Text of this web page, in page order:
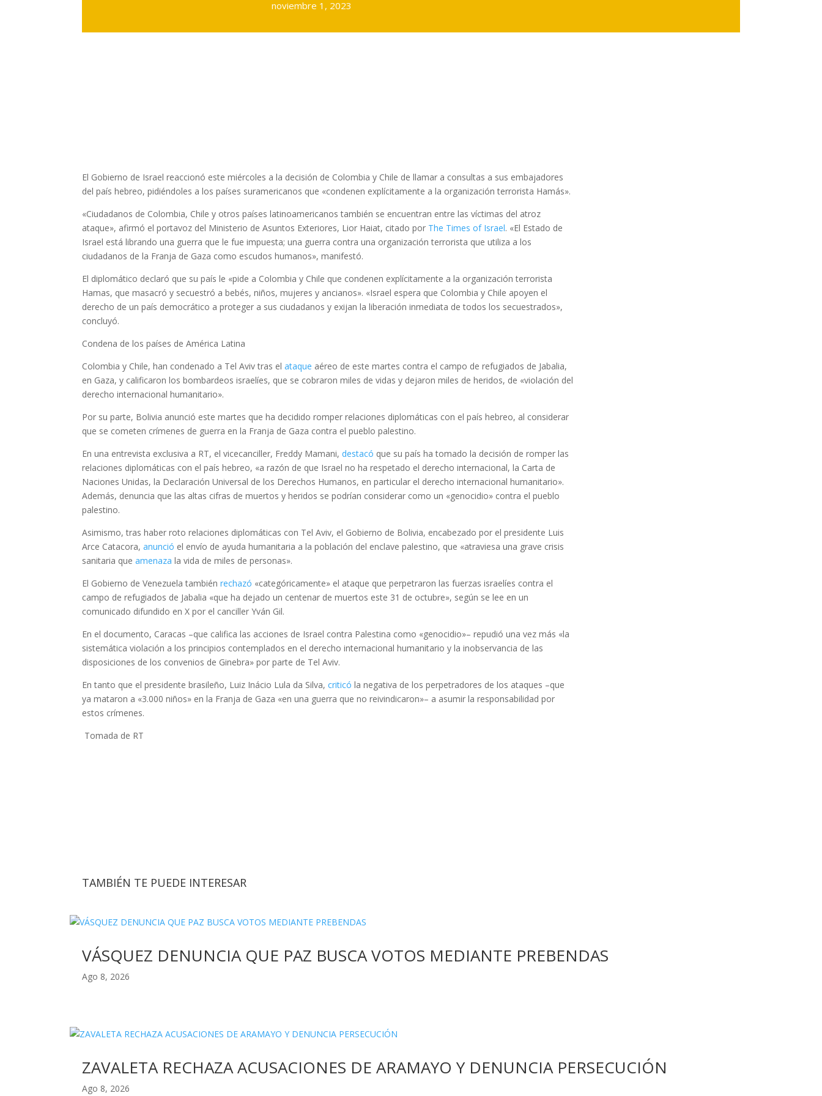
noviembre 1, 2023
El Gobierno de Israel reaccionó este miércoles a la decisión de Colombia y Chile de llamar a consultas a sus embajadores
del país hebreo, pidiéndoles a los países suramericanos que «condenen explícitamente a la organización terrorista Hamás».
«Ciudadanos de Colombia, Chile y otros países latinoamericanos también se encuentran entre las víctimas del atroz
ataque», afirmó el portavoz del Ministerio de Asuntos Exteriores, Lior Haiat, citado por The Times of Israel. «El Estado de
Israel está librando una guerra que le fue impuesta; una guerra contra una organización terrorista que utiliza a los
ciudadanos de la Franja de Gaza como escudos humanos», manifestó.
El diplomático declaró que su país le «pide a Colombia y Chile que condenen explícitamente a la organización terrorista
Hamas, que masacró y secuestró a bebés, niños, mujeres y ancianos». «Israel espera que Colombia y Chile apoyen el
derecho de un país democrático a proteger a sus ciudadanos y exijan la liberación inmediata de todos los secuestrados»,
concluyó.
Condena de los países de América Latina
Colombia y Chile, han condenado a Tel Aviv tras elataque aéreo de este martes contra el campo de refugiados de Jabalia,
en Gaza, y calificaron los bombardeos israelíes, que se cobraron miles de vidas y dejaron miles de heridos, de «violación del
derecho internacional humanitario».
Por su parte, Bolivia anunció este martes que ha decidido romper relaciones diplomáticas con el país hebreo, al considerar
que se cometen crímenes de guerra en la Franja de Gaza contra el pueblo palestino.
En una entrevista exclusiva a RT, el vicecanciller, Freddy Mamani,destacó que su país ha tomado la decisión de romper las
relaciones diplomáticas con el país hebreo, «a razón de que Israel no ha respetado el derecho internacional, la Carta de
Naciones Unidas, la Declaración Universal de los Derechos Humanos, en particular el derecho internacional humanitario».
Además, denuncia que las altas cifras de muertos y heridos se podrían considerar como un «genocidio» contra el pueblo
palestino.
Asimismo, tras haber roto relaciones diplomáticas con Tel Aviv, el Gobierno de Bolivia, encabezado por el presidente Luis
Arce Catacora,anunció el envío de ayuda humanitaria a la población del enclave palestino, que «atraviesa una grave crisis
sanitaria queamenaza la vida de miles de personas».
El Gobierno de Venezuela tambiénrechazó «categóricamente» el ataque que perpetraron las fuerzas israelíes contra el
campo de refugiados de Jabalia «que ha dejado un centenar de muertos este 31 de octubre», según se lee en un
comunicado difundido en X por el canciller Yván Gil.
En el documento, Caracas –que califica las acciones de Israel contra Palestina como «genocidio»– repudió una vez más «la
sistemática violación a los principios contemplados en el derecho internacional humanitario y la inobservancia de las
disposiciones de los convenios de Ginebra» por parte de Tel Aviv.
En tanto que el presidente brasileño, Luiz Inácio Lula da Silva,criticó la negativa de los perpetradores de los ataques –que
ya mataron a «3.000 niños» en la Franja de Gaza «en una guerra que no reivindicaron»– a asumir la responsabilidad por
estos crímenes.
Tomada de RT
TAMBIÉN TE PUEDE INTERESAR
VÁSQUEZ DENUNCIA QUE PAZ BUSCA VOTOS MEDIANTE PREBENDAS
Ago 8, 2026
ZAVALETA RECHAZA ACUSACIONES DE ARAMAYO Y DENUNCIA PERSECUCIÓN
Ago 8, 2026